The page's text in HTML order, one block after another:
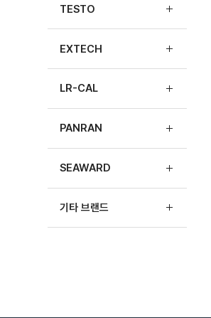
TESTO
EXTECH
LR-CAL
PANRAN
SEAWARD
기타 브랜드